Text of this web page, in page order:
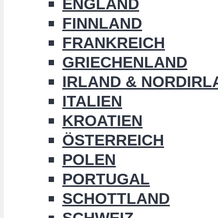
ENGLAND
FINNLAND
FRANKREICH
GRIECHENLAND
IRLAND &
ITALIEN
KROATIEN
ÖSTERREICH
POLEN
PORTUGAL
SCHOTTLAND